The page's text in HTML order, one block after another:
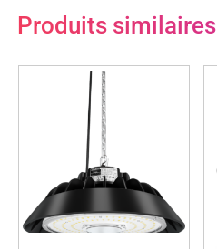
Produits similaires